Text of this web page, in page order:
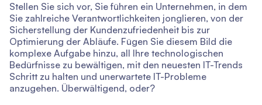
Stellen Sie sich vor, Sie führen ein Unternehmen, in dem
Sie zahlreiche Verantwortlichkeiten jonglieren, von der
Sicherstellung der Kundenzufriedenheit bis zur
Optimierung der Abläufe. Fügen Sie diesem Bild die
komplexe Aufgabe hinzu, all Ihre technologischen
Bedürfnisse zu bewältigen, mit den neuesten IT-Trends
Schritt zu halten und unerwartete IT-Probleme
anzugehen. Überwältigend, oder?